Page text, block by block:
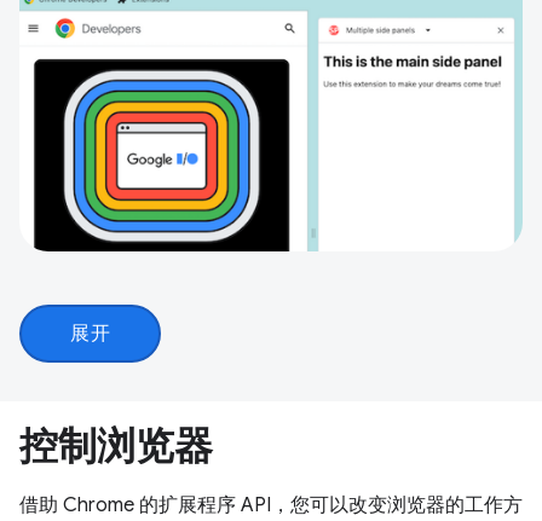
展开
控制浏览器
借助 Chrome 的扩展程序 API，您可以改变浏览器的工作方